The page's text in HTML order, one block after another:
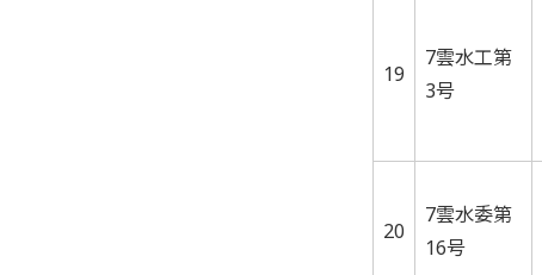
19
7雲水工第
3号
20
7雲水委第
16号